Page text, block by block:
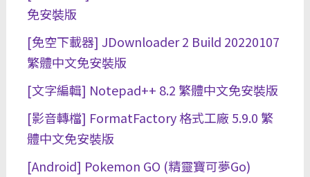
免安裝版
[免空下載器] JDownloader 2 Build 20220107
繁體中文免安裝版
[文字編輯] Notepad++ 8.2 繁體中文免安裝版
[影音轉檔] FormatFactory 格式工廠 5.9.0 繁
體中文免安裝版
[Android] Pokemon GO (精靈寶可夢Go)